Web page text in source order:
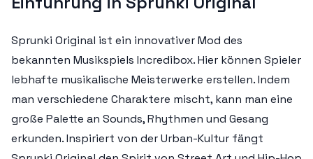
Sprunki Original ist ein innovativer Mod des
bekannten Musikspiels Incredibox. Hier können Spieler
lebhafte musikalische Meisterwerke erstellen. Indem
man verschiedene Charaktere mischt, kann man eine
große Palette an Sounds, Rhythmen und Gesang
erkunden. Inspiriert von der Urban-Kultur fängt